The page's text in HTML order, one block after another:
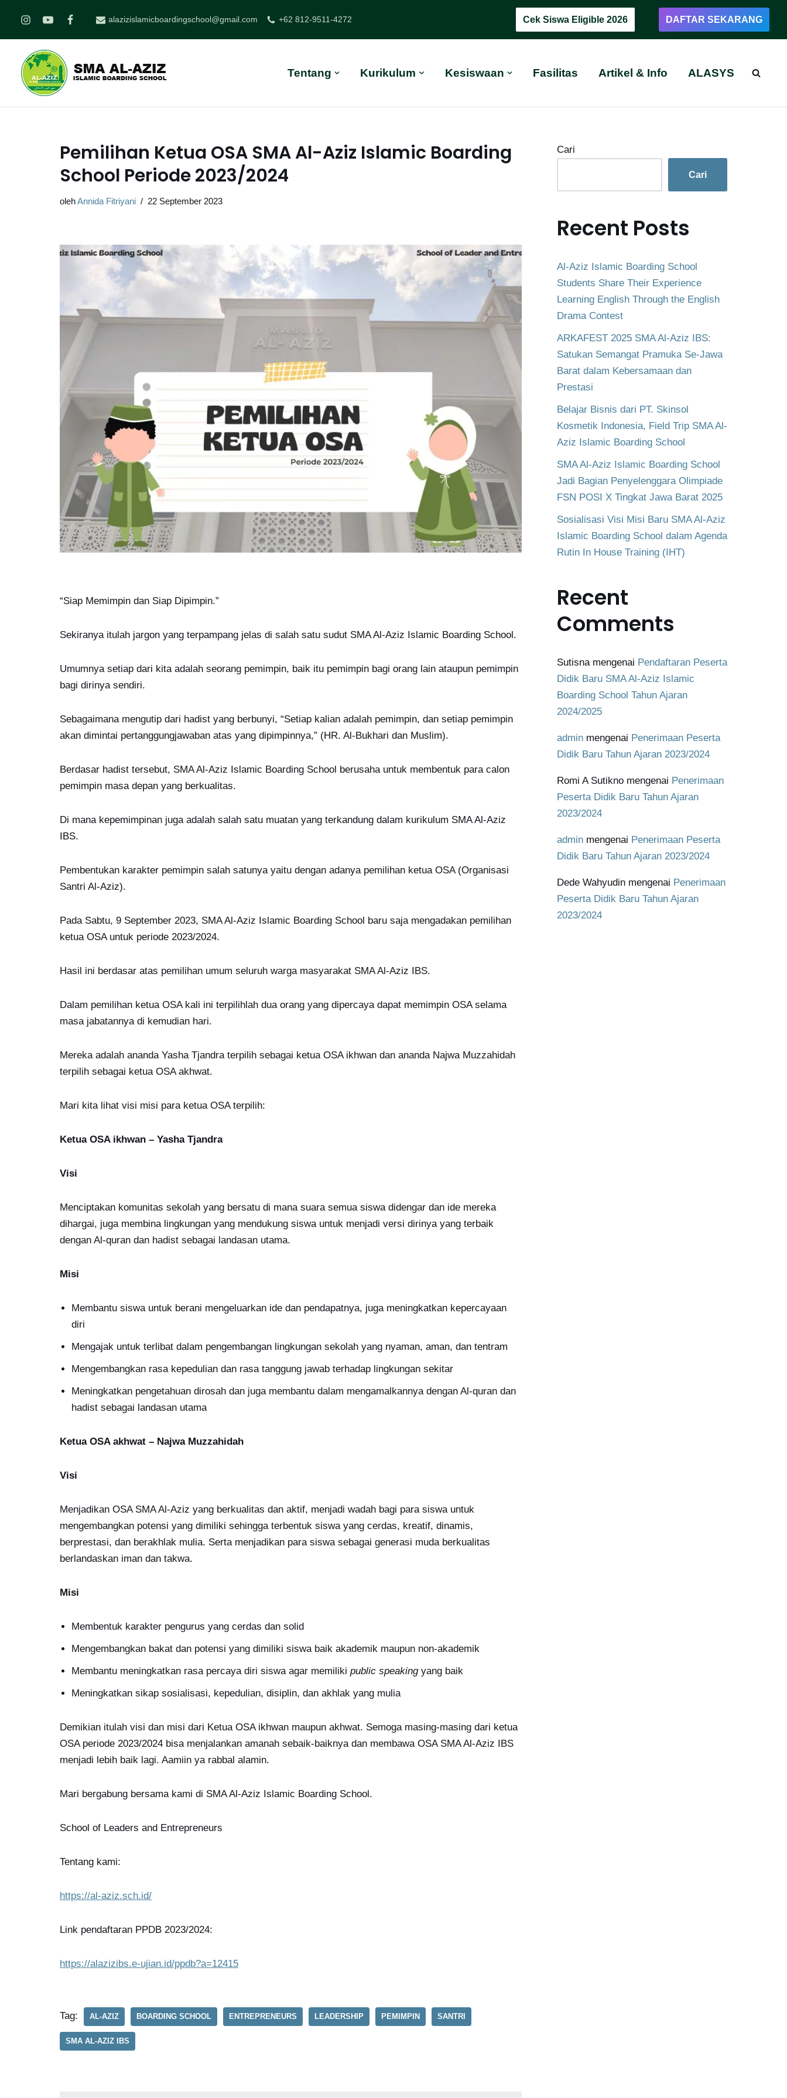
konten
alazizislamicboardingschool@gmail.com +62 812-9511-4272 Cek Siswa Eligible 2026 DAFTAR SEKARANG
Tentang Kurikulum Kesiswaan Fasilitas Artikel & Info ALASYS
Pemilihan Ketua OSA SMA Al-Aziz Islamic Boarding
School Periode 2023/2024
olehAnnida Fitriyani 22 September 2023
“Siap Memimpin dan Siap Dipimpin.”
Sekiranya itulah jargon yang terpampang jelas di salah satu sudut SMA Al-Aziz Islamic Boarding School.
Umumnya setiap dari kita adalah seorang pemimpin, baik itu pemimpin bagi orang lain ataupun pemimpin
bagi dirinya sendiri.
Sebagaimana mengutip dari hadist yang berbunyi, “Setiap kalian adalah pemimpin, dan setiap pemimpin
akan dimintai pertanggungjawaban atas yang dipimpinnya,” (HR. Al-Bukhari dan Muslim).
Berdasar hadist tersebut, SMA Al-Aziz Islamic Boarding School berusaha untuk membentuk para calon
pemimpin masa depan yang berkualitas.
Di mana kepemimpinan juga adalah salah satu muatan yang terkandung dalam kurikulum SMA Al-Aziz
IBS.
Pembentukan karakter pemimpin salah satunya yaitu dengan adanya pemilihan ketua OSA (Organisasi
Santri Al-Aziz).
Pada Sabtu, 9 September 2023, SMA Al-Aziz Islamic Boarding School baru saja mengadakan pemilihan
ketua OSA untuk periode 2023/2024.
Hasil ini berdasar atas pemilihan umum seluruh warga masyarakat SMA Al-Aziz IBS.
Dalam pemilihan ketua OSA kali ini terpilihlah dua orang yang dipercaya dapat memimpin OSA selama
masa jabatannya di kemudian hari.
Mereka adalah ananda Yasha Tjandra terpilih sebagai ketua OSA ikhwan dan ananda Najwa Muzzahidah
terpilih sebagai ketua OSA akhwat.
Mari kita lihat visi misi para ketua OSA terpilih:
Ketua OSA ikhwan – Yasha Tjandra
Visi
Menciptakan komunitas sekolah yang bersatu di mana suara semua siswa didengar dan ide mereka
dihargai, juga membina lingkungan yang mendukung siswa untuk menjadi versi dirinya yang terbaik
dengan Al-quran dan hadist sebagai landasan utama.
Misi
Membantu siswa untuk berani mengeluarkan ide dan pendapatnya, juga meningkatkan kepercayaan
diri
Mengajak untuk terlibat dalam pengembangan lingkungan sekolah yang nyaman, aman, dan tentram
Mengembangkan rasa kepedulian dan rasa tanggung jawab terhadap lingkungan sekitar
Meningkatkan pengetahuan dirosah dan juga membantu dalam mengamalkannya dengan Al-quran dan
hadist sebagai landasan utama
Ketua OSA akhwat – Najwa Muzzahidah
Visi
Menjadikan OSA SMA Al-Aziz yang berkualitas dan aktif, menjadi wadah bagi para siswa untuk
mengembangkan potensi yang dimiliki sehingga terbentuk siswa yang cerdas, kreatif, dinamis,
berprestasi, dan berakhlak mulia. Serta menjadikan para siswa sebagai generasi muda berkualitas
berlandaskan iman dan takwa.
Misi
Membentuk karakter pengurus yang cerdas dan solid
Mengembangkan bakat dan potensi yang dimiliki siswa baik akademik maupun non-akademik
Membantu meningkatkan rasa percaya diri siswa agar memiliki public speakingyang baik
Meningkatkan sikap sosialisasi, kepedulian, disiplin, dan akhlak yang mulia
Demikian itulah visi dan misi dari Ketua OSA ikhwan maupun akhwat. Semoga masing-masing dari ketua
OSA periode 2023/2024 bisa menjalankan amanah sebaik-baiknya dan membawa OSA SMA Al-Aziz IBS
menjadi lebih baik lagi. Aamiin ya rabbal alamin.
Mari bergabung bersama kami di SMA Al-Aziz Islamic Boarding School.
School of Leaders and Entrepreneurs
Tentang kami:
https://al-aziz.sch.id/
Link pendaftaran PPDB 2023/2024:
https://alazizibs.e-ujian.id/ppdb?a=12415
Tag: AL-AZIZ BOARDING SCHOOL ENTREPRENEURS LEADERSHIP PEMIMPIN SANTRI
SMA AL-AZIZ IBS
Cari
Cari
Recent Posts
Al-Aziz Islamic Boarding School
Students Share Their Experience
Learning English Through the English
Drama Contest
ARKAFEST 2025 SMA Al-Aziz IBS:
Satukan Semangat Pramuka Se-Jawa
Barat dalam Kebersamaan dan
Prestasi
Belajar Bisnis dari PT. Skinsol
Kosmetik Indonesia, Field Trip SMA Al-
Aziz Islamic Boarding School
SMA Al-Aziz Islamic Boarding School
Jadi Bagian Penyelenggara Olimpiade
FSN POSI X Tingkat Jawa Barat 2025
Sosialisasi Visi Misi Baru SMA Al-Aziz
Islamic Boarding School dalam Agenda
Rutin In House Training (IHT)
Recent
Comments
Sutisnamengenai Pendaftaran Peserta
Didik Baru SMA Al-Aziz Islamic
Boarding School Tahun Ajaran
2024/2025
admin mengenai Penerimaan Peserta
Didik Baru Tahun Ajaran 2023/2024
Romi A Sutikno mengenai Penerimaan
Peserta Didik Baru Tahun Ajaran
2023/2024
admin mengenai Penerimaan Peserta
Didik Baru Tahun Ajaran 2023/2024
Dede Wahyudin mengenai Penerimaan
Peserta Didik Baru Tahun Ajaran
2023/2024